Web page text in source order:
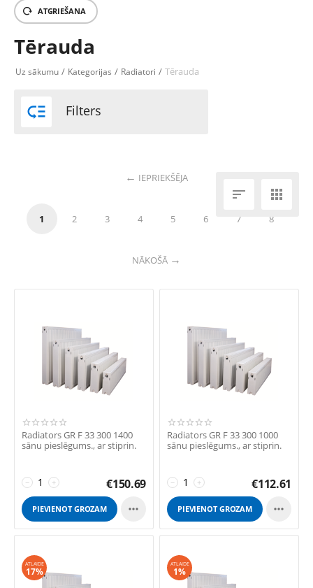
ATGRIEŠANA
Tērauda
Uz sākumu / Kategorijas / Radiatori / Tērauda
 Filters
IEPRIEKŠĒJA
1 2 3 4 5 6 7 8
NĀKOŠĀ
 
Radiators GR F 33 300 1400
sānu pieslēgums., ar stiprin.
+
− €150.69
PIEVIENOT GROZAM 
Radiators GR F 33 300 1000
sānu pieslēgums., ar stiprin.
+
− €112.61
PIEVIENOT GROZAM 
ATLAIDE
17%
ATLAIDE
1%